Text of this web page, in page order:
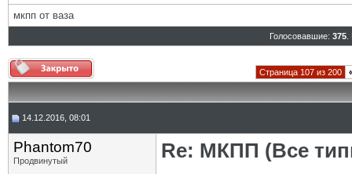
мкпп от ваза
Голосовавшие: 375.
Страница 107 из 200
14.12.2016, 08:01
Phantom70
Продвинутый
Re: МКПП (Все